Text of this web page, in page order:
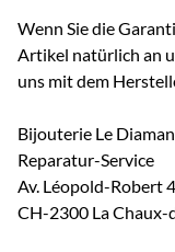
Wenn Sie die
Artikel natürlich an
uns mit dem
Bijouterie Le
Reparatur-Service
Av. Léopold-Robert
CH-2300 La Chaux-